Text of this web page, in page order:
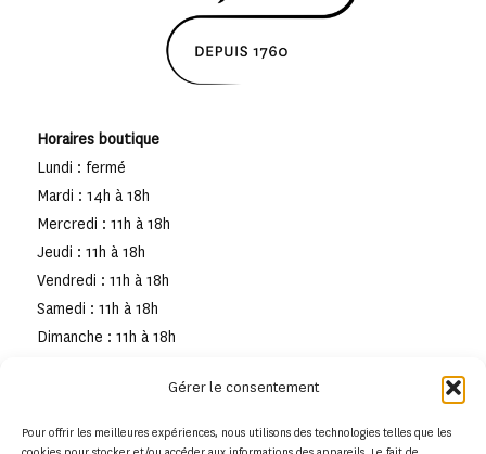
Gérer le consentement
Pour offrir les meilleures expériences, nous utilisons des technologies telles que les
Horaires boutique
Lundi : fermé
Mardi : 14h à 18h
Mercredi : 11h à 18h
Jeudi : 11h à 18h
Vendredi : 11h à 18h
Samedi : 11h à 18h
Dimanche : 11h à 18h